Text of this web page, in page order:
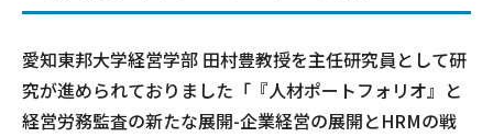
愛知東邦大学経営学部 田村豊教授を主任研究員として研
究が進められておりました「『人材ポートフォリオ』と
経営労務監査の新たな展開-企業経営の展開とHRMの戦